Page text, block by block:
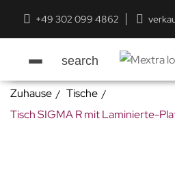
+49 302 099 4862
search
Zuhause
Tische
Tisch SIGMA R mit Laminierte-